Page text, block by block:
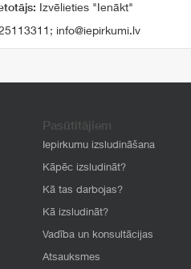
Izvēlieties "Ienākt"
; info@iepirkumi.lv
Pasūtītājiem
Iepirkumu izsludināšana
Kāpēc izsludināt?
Kā tas darbojas?
Kā izsludināt?
Vadība un konsultācijas
Atsauksmes